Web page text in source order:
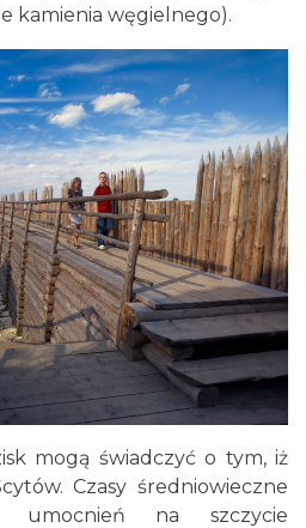
kamienia węgielnego).
mogą świadczyć o tym, iż
Czasy średniowieczne
umocnień na szczycie